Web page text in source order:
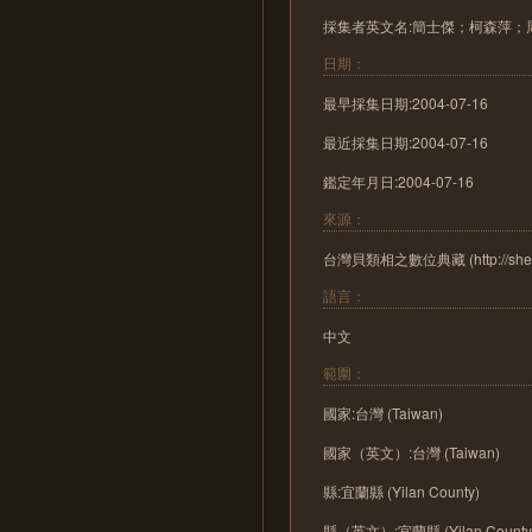
採集者英文名:簡士傑；柯森萍；
日期：
最早採集日期:2004-07-16
最近採集日期:2004-07-16
鑑定年月日:2004-07-16
來源：
台灣貝類相之數位典藏 (http://
語言：
中文
範圍：
國家:台灣 (Taiwan)
國家（英文）:台灣 (Taiwan)
縣:宜蘭縣 (Yilan County)